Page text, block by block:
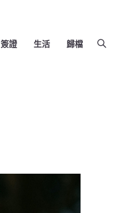
簽證 生活 歸檔